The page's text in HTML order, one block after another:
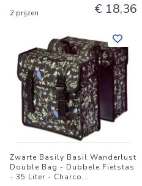
2 prijzen € 18,36
Zwarte Basily Basil Wanderlust
Double Bag - Dubbele Fietstas
- 35 Liter - Charco...